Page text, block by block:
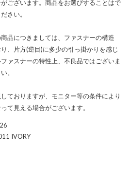
ございます。商品をお選びすることはで
さい。
品につきましては、ファスナーの構造
、片方(逆目)に多少の引っ掛かりを感じ
ァスナーの特性上、不良品ではございま
。
ておりますが、モニター等の条件により
て見える場合がございます。
IVORY